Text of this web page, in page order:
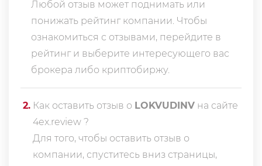
Любой отзыв может поднимать или
понижать рейтинг компании. Чтобы
ознакомиться с отзывами, перейдите в
рейтинг и выберите интересующего вас
брокера либо криптобиржу.
2. Как оставить отзыв о LOKVUDINV на сайте
4ex.review ?
Для того, чтобы оставить отзыв о
компании, спуститесь вниз страницы,